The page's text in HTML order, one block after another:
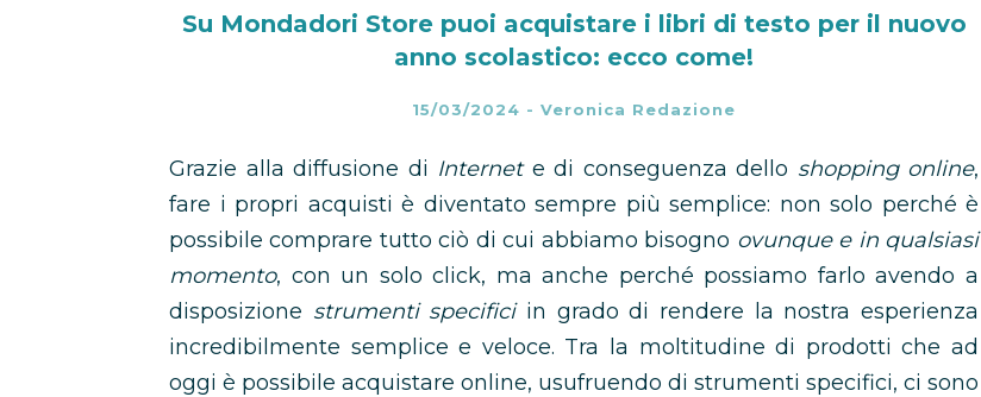
Su Mondadori Store puoi acquistare i libri di testo per il nuovo
anno scolastico: ecco come!
15/03/2024 - Veronica Redazione
Grazie alla diffusione di Internete di conseguenza dello shopping online,
fare i propri acquisti è diventato sempre più semplice: non solo perché è
possibile comprare tutto ciò di cui abbiamo bisogno ovunque e in qualsiasi
momento, con un solo click, ma anche perché possiamo farlo avendo a
disposizione strumenti specificiin grado di rendere la nostra esperienza
incredibilmente semplice e veloce. Tra la moltitudine di prodotti che ad
oggi è possibile acquistare online, usufruendo di strumenti specifici, ci sono